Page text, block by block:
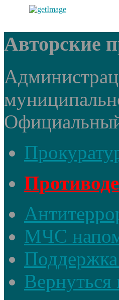
Авторские
МЧС
Поддержка
Вернуться